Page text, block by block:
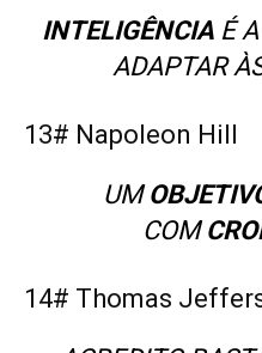
INTELIGÊNCIAÉ A
ADAPTAR
13# Napoleon Hill
UM
COM
14# Thomas